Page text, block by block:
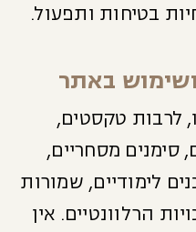
בטיחות ותפעול.
ושימוש באתר
לרבות טקסטים,
סימנים מסחריים,
לימודיים, שמורות
הרלוונטיים. אין